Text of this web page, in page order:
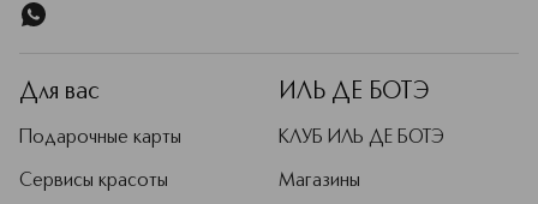
Для вас
Подарочные карты
Сервисы красоты
ИЛЬ ДЕ БОТЭ
КЛУБ ИЛЬ ДЕ БОТЭ
Магазины